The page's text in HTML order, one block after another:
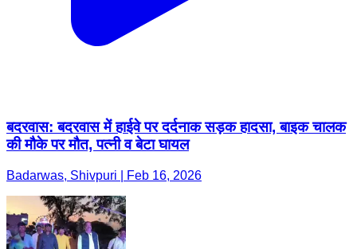
बदरवास: बदरवास में हाईवे पर दर्दनाक सड़क हादसा, बाइक चालक
की मौके पर मौत, पत्नी व बेटा घायल
Badarwas, Shivpuri | Feb 16, 2026